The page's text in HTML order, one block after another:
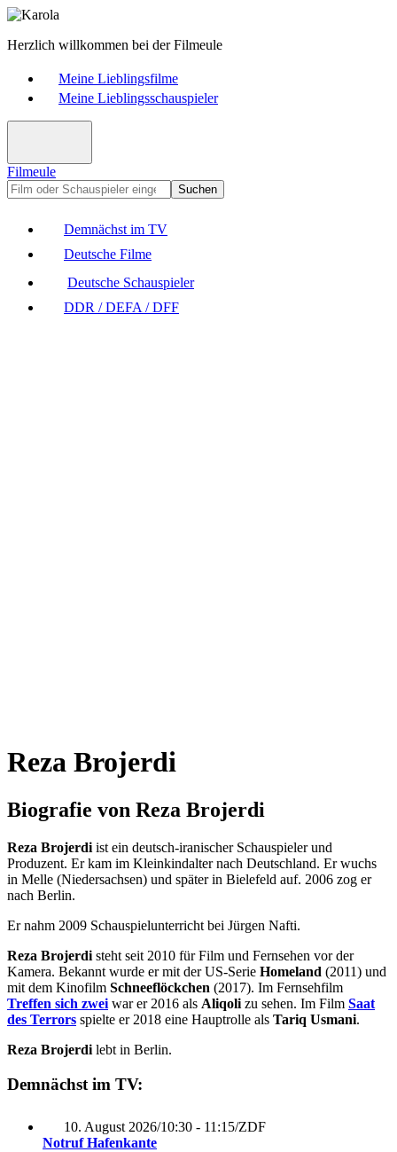
Herzlich willkommen bei der Filmeule
Meine Lieblingsfilme
Meine Lieblingsschauspieler
Filmeule
Suchen
Demnächst im TV
Deutsche Filme
Deutsche Schauspieler
DDR / DEFA / DFF
Reza Brojerdi
Biografie von Reza Brojerdi
Reza Brojerdi ist ein deutsch-iranischer Schauspieler und
Produzent. Er kam im Kleinkindalter nach Deutschland. Er wuchs
in Melle (Niedersachsen) und später in Bielefeld auf. 2006 zog er
nach Berlin.
Er nahm 2009 Schauspielunterricht bei Jürgen Nafti.
Reza Brojerdi steht seit 2010 für Film und Fernsehen vor der
Kamera. Bekannt wurde er mit der US-Serie Homeland (2011) und
mit dem Kinofilm Schneeflöckchen (2017). Im Fernsehfilm
Treffen sich zwei war er 2016 als Aliqoli zu sehen. Im Film Saat
des Terrors spielte er 2018 eine Hauptrolle als Tariq Usmani.
Reza Brojerdi lebt in Berlin.
Demnächst im TV:
10. August 2026/10:30 - 11:15/ZDF
Notruf Hafenkante